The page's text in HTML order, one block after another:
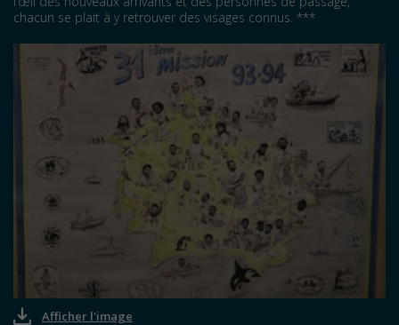
Afficher l'image
chacun se plait à y retrouver des visages connus. ***